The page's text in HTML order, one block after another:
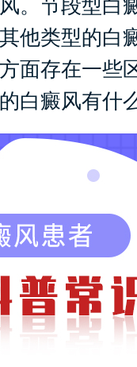
。节段型白
他类型的白
面存在一些
白癜风有什